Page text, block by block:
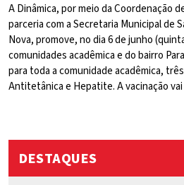
A Dinâmica, por meio da Coordenação
parceria com a Secretaria Municipal de
Nova, promove, no dia 6 de junho
comunidades acadêmica e do bairro
para toda a comunidade acadêmica,
Antitetânica e Hepatite. A vacinação
DESTAQUES